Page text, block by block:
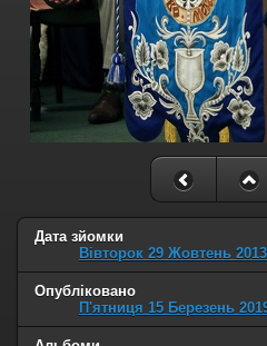
Дата зйомки
Вівторок 29 Жовтень 2013
Опубліковано
П'ятниця 15 Березень